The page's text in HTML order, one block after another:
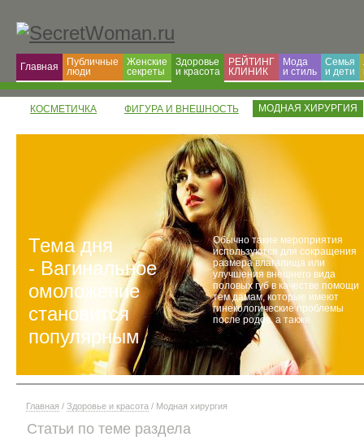
Главная
Публичные
люди
Женские
секреты
Здоровье
и красота
РЕЙТИНГ
КЛИНИК
Мода
и cтиль
Семья
и дети
КОСМЕТИЧКА ФИГУРА И ВНЕШНОСТЬ МОДНАЯ ХИРУРГИЯ
Тема дня
- Вагинальное
омоложение
становится
популярным
Обычно такие мероприятия
используются для сокращения
размера влагалища или
улучшения внешнего вида
половых губ в качестве помощи
тем дамам, которые имеют
гинекологические проблемы
после родов, а также
Главная / Здоровье и красота / Модная хирургия
Статьи по теме раздела